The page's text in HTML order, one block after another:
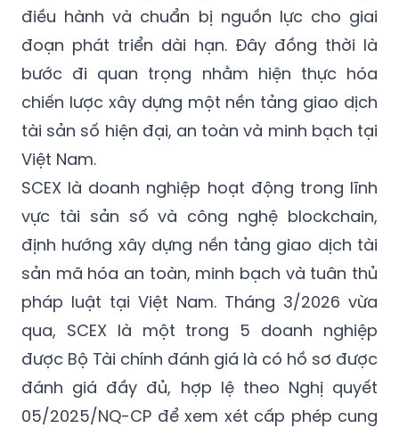
điều hành và chuẩn bị nguồn lực cho giai
đoạn phát triển dài hạn. Đây đồng thời là
bước đi quan trọng nhằm hiện thực hóa
chiến lược xây dựng một nền tảng giao dịch
tài sản số hiện đại, an toàn và minh bạch tại
Việt Nam.
SCEX là doanh nghiệp hoạt động trong lĩnh
vực tài sản số và công nghệ blockchain,
định hướng xây dựng nền tảng giao dịch tài
sản mã hóa an toàn, minh bạch và tuân thủ
pháp luật tại Việt Nam. Tháng 3/2026 vừa
qua, SCEX là một trong 5 doanh nghiệp
được Bộ Tài chính đánh giá là có hồ sơ được
đánh giá đầy đủ, hợp lệ theo Nghị quyết
05/2025/NQ-CP để xem xét cấp phép cung